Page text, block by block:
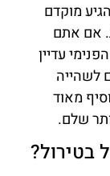
מוקדם
אם אתם
עדיין
לשהייה
מאוד
שלם.
בטירול?